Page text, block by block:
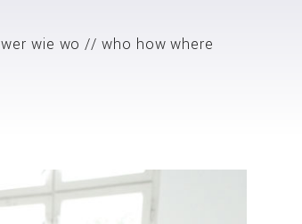
wer wie wo // who how where